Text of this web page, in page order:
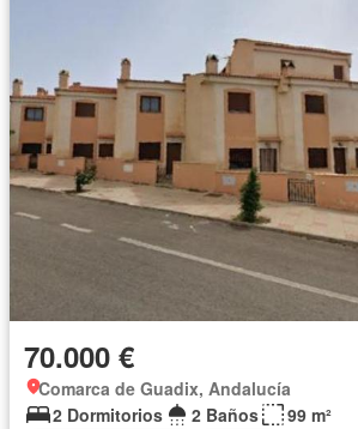
70.000 €
Comarca de Guadix, Andalucía
2 Dormitorios
2 Baños
99 m²